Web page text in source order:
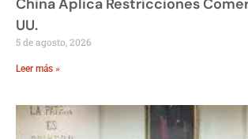
China Aplica Restricciones
UU.
5 de agosto, 2026
Leer más »